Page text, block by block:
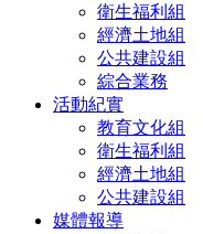
衛生福利組
經濟土地組
公共建設組
綜合業務
活動紀實
教育文化組
衛生福利組
經濟土地組
公共建設組
媒體報導